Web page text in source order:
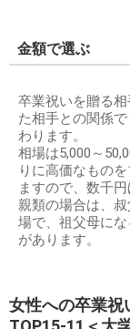
金額で選ぶ
卒業祝いを贈る
た相手との関係
わります。
相場は5,000～
りに高価なもの
ますので、数千
親類の場合は、
場で、祖父母に
があります。
女性への卒業祝